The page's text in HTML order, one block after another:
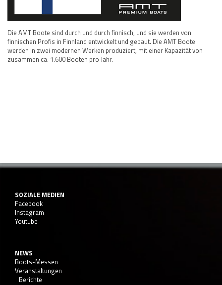
Die AMT Boote sind durch und durch finnisch, und sie werden von
finnischen Profis in Finnland entwickelt und gebaut. Die AMT Boote
werden in zwei modernen Werken produziert, mit einer Kapazität von
zusammen ca. 1.600 Booten pro Jahr.
SOZIALE MEDIEN
Facebook
Instagram
Youtube
NEWS
Boots-Messen
Veranstaltungen
Berichte